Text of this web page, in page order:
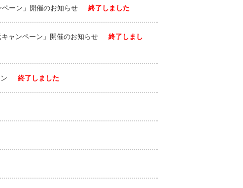
ーン」開催のお知らせ 終了しました
ャンペーン」開催のお知らせ
終了しまし
終了しました